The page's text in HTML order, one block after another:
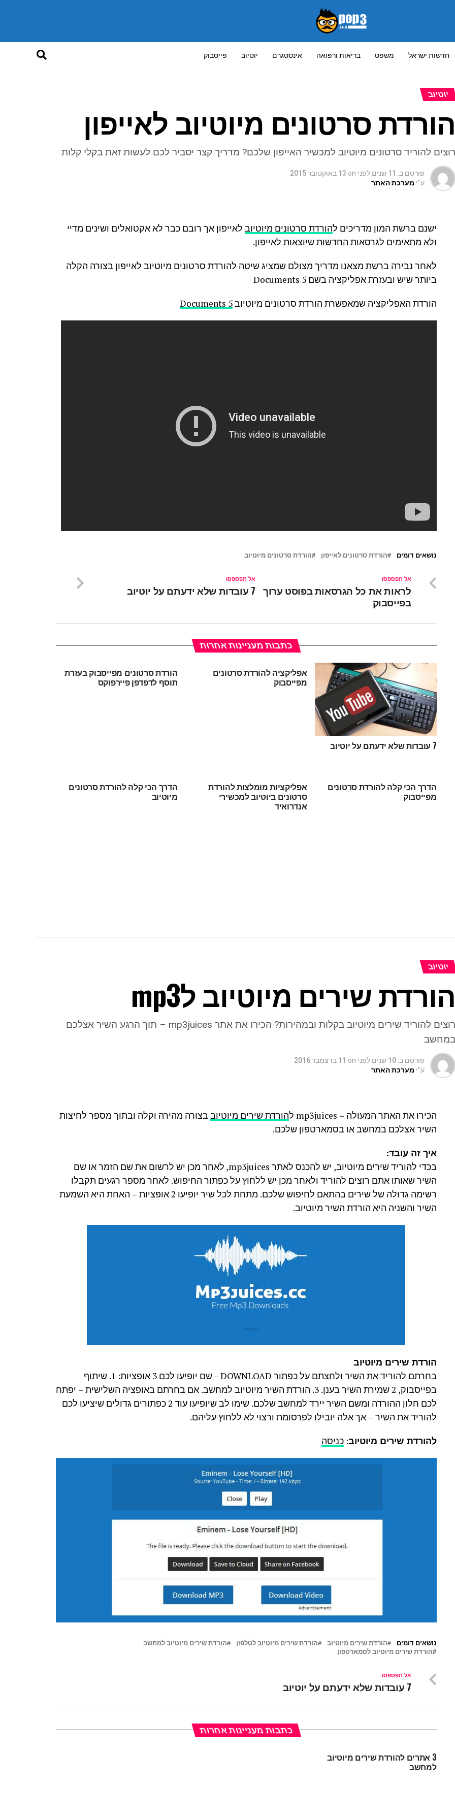
חדשות ישראל משפט בריאות ורפואה אינסטגרם יוטיוב פייסבוק
יוטיוב
הורדת סרטונים מיוטיוב לאייפון
רוצים להוריד סרטונים מיוטיוב למכשיר האייפון שלכם? מדריך קצר יסביר לכם לעשות זאת בקלי קלות
פורסם ב: 11 שנים לפני on 13 באוקטובר 2015
ע"י מערכת האתר
ישנם ברשת המון מדריכים להורדת סרטונים מיוטיוב לאייפון אך רובם כבר לא אקטואלים ושינים מדיי
ולא מתאימים לגרסאות החדשות שיוצאות לאייפון.
לאחר נבירה ברשת מצאנו מדריך מצולם שמציג שיטה להורדת סרטונים מיוטיוב לאייפון בצורה הקלה
ביותר שיש ובעזרת אפליקציה בשם Documents 5
הורדת האפליקציה שמאפשרת הורדת סרטונים מיוטיובDocuments 5
נושאים דומים הורדת סרטונים לאייפון הורדת סרטונים מיוטיוב
אל תפספסו
7 עובדות שלא ידעתם על יוטיוב
אל תפספסו
לראות את כל הגרסאות בפוסט ערוך
בפייסבוק
כתבות מעניינות אחרות
7 עובדות שלא ידעתם על יוטיוב
אפליקציה להורדת סרטונים
מפייסבוק
הורדת סרטונים מפייסבוק בעזרת
תוסף לדפדפן פיירפוקס
הדרך הכי קלה להורדת סרטונים
מפייסבוק
אפליקציות מומלצות להורדת
סרטונים ביוטיוב למכשירי
אנדרואיד
הדרך הכי קלה להורדת סרטונים
מיוטיוב
יוטיוב
הורדת שירים מיוטיוב לmp3
רוצים להוריד שירים מיוטיוב בקלות ובמהירות? הכירו את אתר mp3juices – תוך הרגע השיר אצלכם
במחשב
פורסם ב: 10 שנים לפני on 11 בדצמבר 2016
ע"י מערכת האתר
הכירו את האתר המעולה – mp3juices ל הורדת שירים מיוטיובבצורה מהירה וקלה ובתוך מספר לחיצות
השיר אצלכם במחשב או בסמארטפון שלכם.
איך זה עובד:
בכדי להוריד שירים מיוטיוב, יש להכנס לאתר mp3juices, לאחר מכן יש לרשום את שם הזמר או שם
השיר שאותו אתם רוצים להוריד ולאחר מכן יש ללחוץ על כפתור החיפוש. לאחר מספר רגעים תקבלו
רשימה גדולה של שירים בהתאם לחיפוש שלכם. מתחת לכל שיר יופיעו 2 אופציות – האחת היא השמעת
השיר והשניה היא הורדת השיר מיוטיוב.
הורדת שירים מיוטיוב
בחרתם להוריד את השיר ולחצתם על כפתור DOWNLOAD – שם יופיעו לכם 3 אופציות: 1. שיתוף
בפייסבוק, 2 שמירת השיר בענן. 3. הורדת השיר מיוטיוב למחשב. אם בחרתם באופציה השלישית – יפתח
לכם חלון ההורדה ומשם השיר יירד למחשב שלכם. שימו לב שיופיעו עוד 2 כפתורים גדולים שיציעו לכם
להוריד את השיר – אך אלה יובילו לפרסומת ורצוי לא ללחוץ עליהם.
להורדת שירים מיוטיוב:כניסה
נושאים דומים הורדת שירים מיוטיוב הורדת שירים מיוטיוב לטלפון
הורדת שירים מיוטיוב למחשב
הורדת שירים מיוטיוב לסמארטפון
אל תפספסו
7 עובדות שלא ידעתם על יוטיוב
כתבות מעניינות אחרות
3 אתרים להורדת שירים מיוטיוב
למחשב